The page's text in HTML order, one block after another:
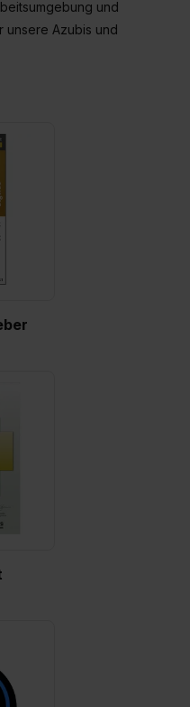
teilweise über unsere
Punkt „Datenschutz-
Informationen zu den
und
unsere Azubis und